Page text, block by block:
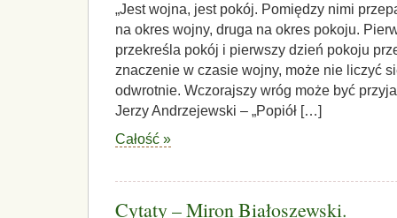
„Jest wojna, jest pokój. Pomiędzy nimi
na okres wojny, druga na okres pokoju.
przekreśla pokój i pierwszy dzień pokoju
znaczenie w czasie wojny, może nie liczyć
odwrotnie. Wczorajszy wróg może być
Jerzy Andrzejewski – „Popiół […]
Całość »
Cytaty – Miron Białoszewski.